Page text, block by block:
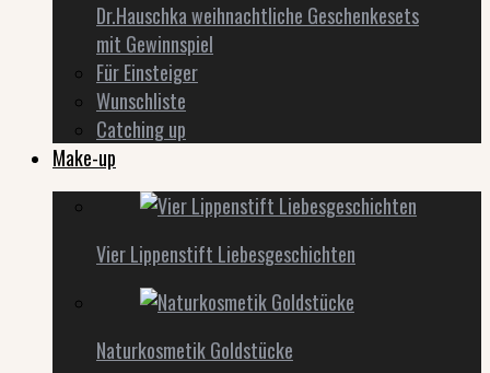
Dr.Hauschka weihnachtliche Geschenkesets
mit Gewinnspiel
Für Einsteiger
Wunschliste
Catching up
Make-up
Vier Lippenstift Liebesgeschichten
Naturkosmetik Goldstücke